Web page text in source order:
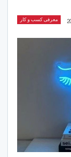
معرفی کسب و کار